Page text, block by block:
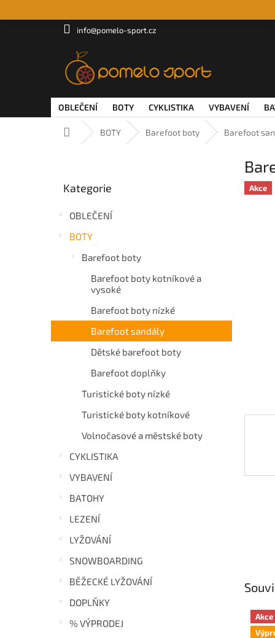
info@pomelo-sport.cz
OBLEČENÍ BOTY CYKLISTIKA VYBAVENÍ
Domů BOTY Barefoot boty Barefoot
kategorie
Kategorie
OBLEČENÍ
BOTY
Barefoot boty
Barefoot boty kotníkové a
vysoké
Barefoot boty nízké
Barefoot sandály
Dětské barefoot boty
Barefoot doplňky
Turistické boty nízké
Turistické boty kotníkové
Volnočasové a městské boty
CYKLISTIKA
VYBAVENÍ
BATOHY
LEZENÍ
LYŽOVÁNÍ
SNOWBOARDING
BĚŽECKÉ LYŽOVÁNÍ
DOPLŇKY
% VÝPRODEJ
Akce
Akce